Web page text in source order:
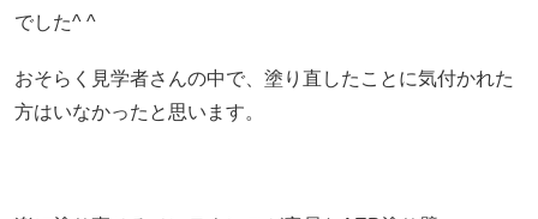
でした^ ^
おそらく見学者さんの中で、塗り直したことに気付かれた
方はいなかったと思います。